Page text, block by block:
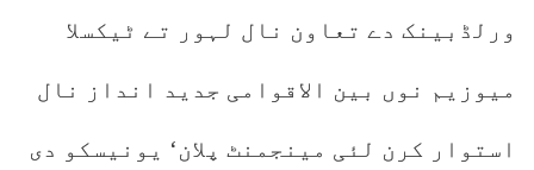
ورلڈبینک دے تعاون نال لہور تے ٹیکسلا
میوزیم نوں بین الاقوامی جدید انداز نال
استوار کرن لئی مینجمنٹ پلان‘ یونیسکو دی